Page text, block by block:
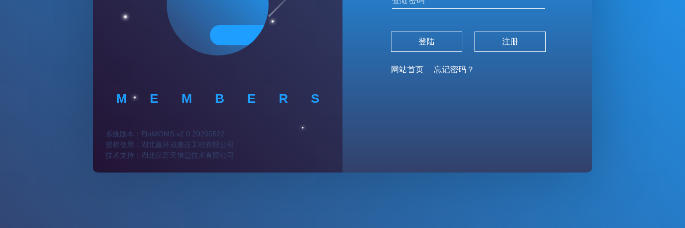
网站首页 忘记密码？
M E M B E R S
系统版本：EbtMOMS v2.0 20200522
授权使用： 湖北鑫环成搬迁工程有限公司
技术支持： 湖北亿百天信息技术有限公司